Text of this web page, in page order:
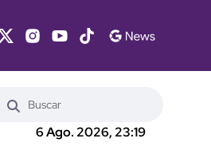
6 Ago. 2026, 23:19